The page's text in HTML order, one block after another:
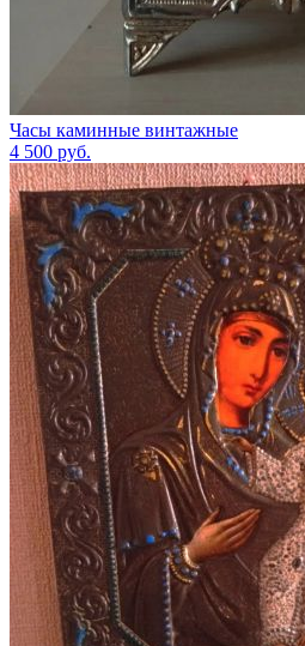
Часы каминные винтажные
4 500 руб.